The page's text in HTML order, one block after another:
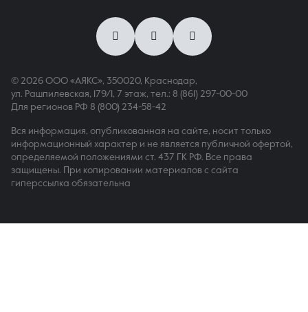
© 2026 ООО «АЯКС», 350020, Краснодар,
ул. Рашпилевская, 179/1, 7 этаж, тел.: 8 (861) 297-00-00
Для регионов РФ 8 (800) 234-58-42
Вся информация, опубликованная на сайте, носит только
информационный характер и не является публичной офертой,
определяемой положениями ст. 437 ГК РФ. Все права
защищены. При копировании материалов с сайта
гиперссылка обязательна